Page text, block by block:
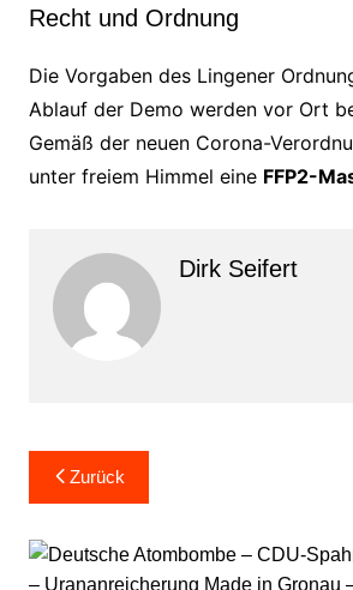
Recht und Ordnung
Die Vorgaben des Lingener
Ablauf der Demo werden vor Ort
Gemäß der neuen Corona-
unter freiem Himmel eine FFP2-
Dirk Seifert
Beitragsnavigation
Zurück